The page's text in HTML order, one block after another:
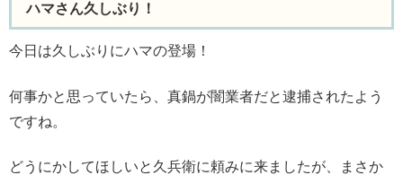
ハマさん久しぶり！
今日は久しぶりにハマの登場！
何事かと思っていたら、真鍋が闇業者だと逮捕されたよう
ですね。
どうにかしてほしいと久兵衛に頼みに来ましたが、まさか